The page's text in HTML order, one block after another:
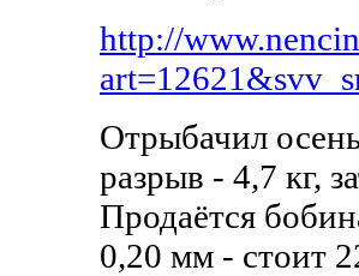
http://
Отрыбачил
разрыв - 4,7 кг,
Продаётся
0,20 мм - стоит